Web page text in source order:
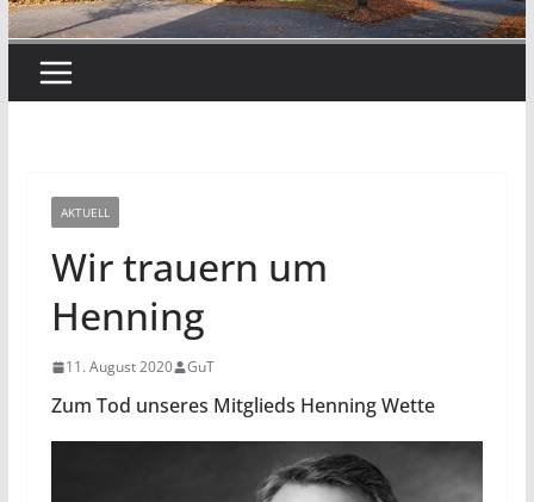
AKTUELL
Wir trauern um
Henning
11. August 2020 GuT
Zum Tod unseres Mitglieds Henning Wette